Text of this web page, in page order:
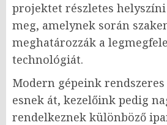
projektet részletes
meg, amelynek során
meghatározzák a
technológiát.
Modern gépeink
esnek át, kezelőink pedig
rendelkeznek különböző